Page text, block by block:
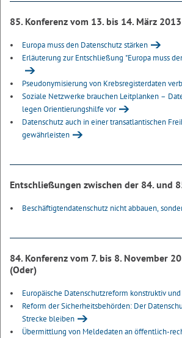
85. Konferenz vom 13. bis 14. März
Europa muss den Datenschutz stärken
Erläuterung zur Entschließung "Europa muss
Pseudonymisierung von Krebsregisterdaten
Soziale Netzwerke brauchen Leitplanken –
legen Orientierungshilfe vor
Datenschutz auch in einer transatlantischen
gewährleisten
Entschließungen zwischen der 84. und
Beschäftigtendatenschutz nicht abbauen,
84. Konferenz vom 7. bis 8. November
(Oder)
Europäische Datenschutzreform konstruktiv
Reform der Sicherheitsbehörden: Der
Strecke bleiben
Übermittlung von Meldedaten an öffentlich-